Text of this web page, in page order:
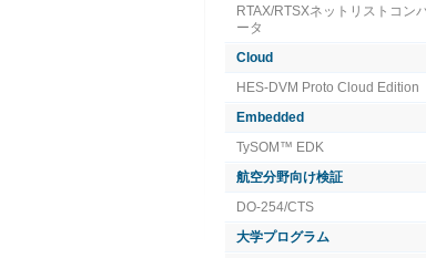
RTAX/RTSXネットリストコン
ータ
Cloud
HES-DVM Proto Cloud Edition
Embedded
TySOM™ EDK
航空分野向け検証
DO-254/CTS
大学プログラム